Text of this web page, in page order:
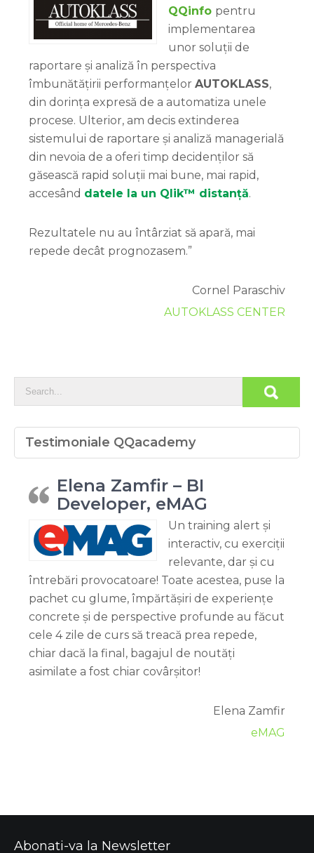
QQinfo pentru
implementarea
unor soluții de
raportare și analiză în perspectiva
îmbunătățirii performanțelor AUTOKLASS,
din dorința expresă de a automatiza unele
procese. Ulterior, am decis extinderea
sistemului de raportare și analiză managerială
din nevoia de a oferi timp decidenților să
găsească rapid soluții mai bune, mai rapid,
accesând datele la un Qlik™ distanță.
Rezultatele nu au întârziat să apară, mai
repede decât prognozasem.”
Cornel Paraschiv
AUTOKLASS CENTER
Testimoniale QQacademy
Elena Zamfir – BI
Developer, eMAG
Un training alert și
interactiv, cu exerciții
relevante, dar și cu
întrebări provocatoare! Toate acestea, puse la
pachet cu glume, împărtășiri de experiențe
concrete și de perspective profunde au făcut
cele 4 zile de curs să treacă prea repede,
chiar dacă la final, bagajul de noutăți
asimilate a fost chiar covârșitor!
Elena Zamfir
eMAG
Abonati-va la Newsletter